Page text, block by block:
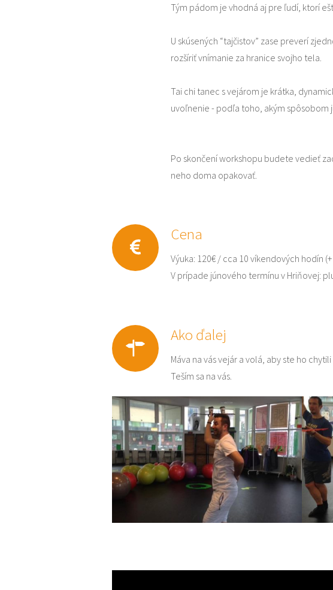
Tým pádom je vhodná aj pre ľudí, ktorí
U skúsených “tajčistov” zase preverí
rozšíriť vnímanie za hranice svojho tela.
Tai chi tanec s vejárom je krátka,
uvoľnenie - podľa toho, akým spôsobom
Po skončení workshopu budete vedieť
neho doma opakovať.
Cena
Výuka: 120€ / cca 10 víkendových hodín
V prípade júnového termínu v Hriňovej:
Ako ďalej
Máva na vás vejár a volá, aby ste ho
Teším sa na vás.